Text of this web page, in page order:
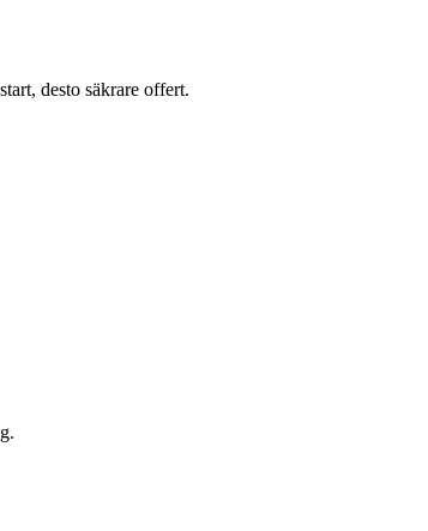
desto säkrare offert.